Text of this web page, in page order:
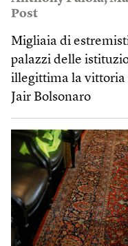
Post
Migliaia di
palazzi delle
illegittima la vittoria
Jair Bolsonaro